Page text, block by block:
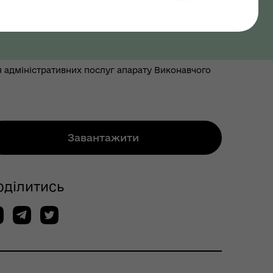
послуг апарату Виконавчого
Завантажити